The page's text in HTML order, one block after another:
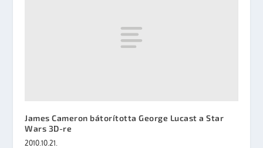
James Cameron bátorította George Lucast a Star
Wars 3D-re
2010.10.21.